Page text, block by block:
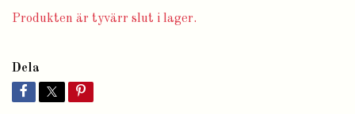
Produkten är tyvärr slut i lager.
Dela